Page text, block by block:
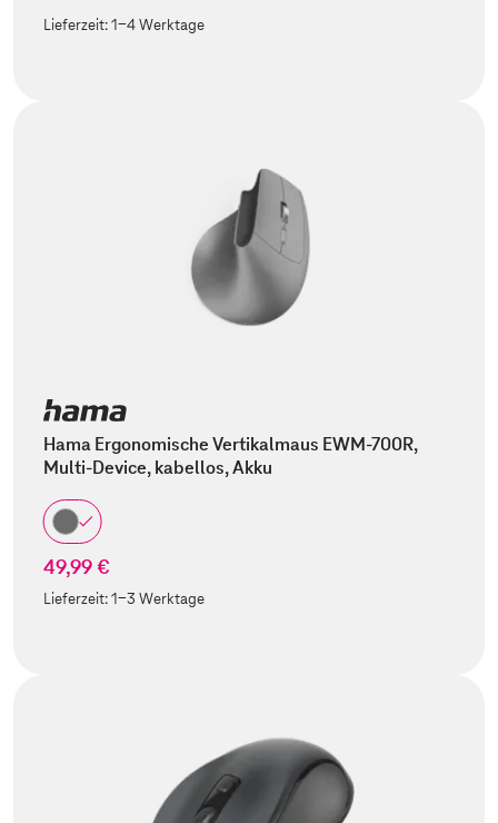
Lieferzeit:1-4 Werktage
Hama Ergonomische Vertikalmaus EWM-700R,
Multi-Device, kabellos, Akku
49,99 €
Lieferzeit:1-3 Werktage